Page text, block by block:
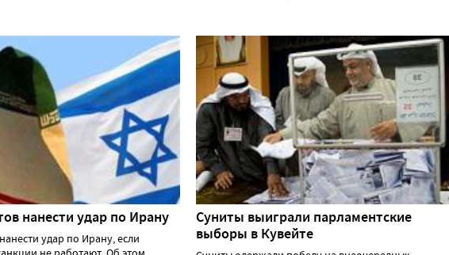
нанести удар по Ирану
удар по Ирану, если
Суниты выиграли парламентские
выборы в Кувейте